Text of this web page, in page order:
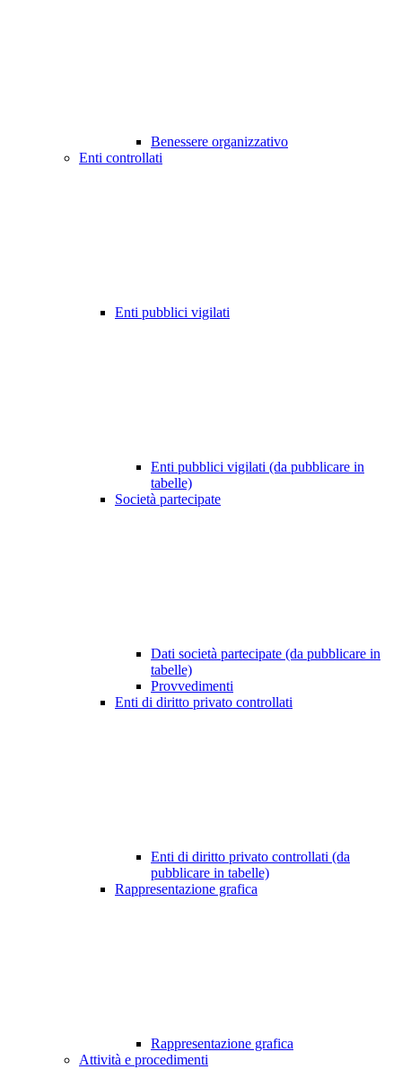
Benessere organizzativo
Enti controllati
Enti pubblici vigilati
Enti pubblici vigilati (da pubblicare in
tabelle)
Società partecipate
Dati società partecipate (da pubblicare in
tabelle)
Provvedimenti
Enti di diritto privato controllati
Enti di diritto privato controllati (da
pubblicare in tabelle)
Rappresentazione grafica
Rappresentazione grafica
Attività e procedimenti